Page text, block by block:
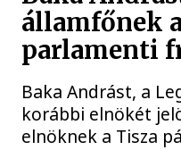
államfőnek
parlamenti
Baka Andrást, a
korábbi elnökét
elnöknek a Tisza